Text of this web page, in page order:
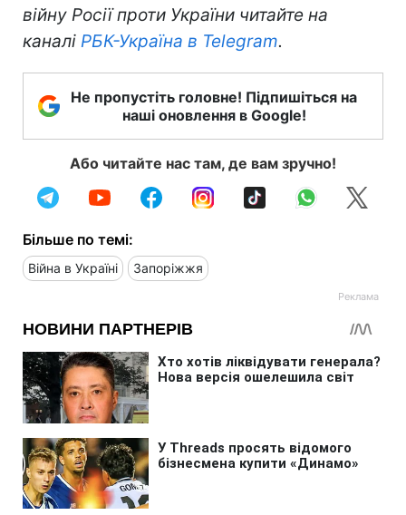
війну Росії проти України читайте на
каналі РБК-Україна в Telegram.
Не пропустіть головне! Підпишіться на
наші оновлення в Google!
Або читайте нас там, де вам зручно!
Більше по темі:
Війна в Україні Запоріжжя